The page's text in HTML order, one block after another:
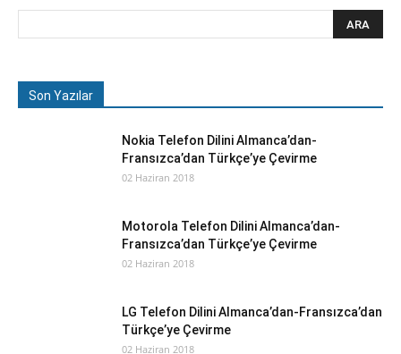
Son Yazılar
Nokia Telefon Dilini Almanca’dan-
Fransızca’dan Türkçe’ye Çevirme
02 Haziran 2018
Motorola Telefon Dilini Almanca’dan-
Fransızca’dan Türkçe’ye Çevirme
02 Haziran 2018
LG Telefon Dilini Almanca’dan-Fransızca’dan
Türkçe’ye Çevirme
02 Haziran 2018